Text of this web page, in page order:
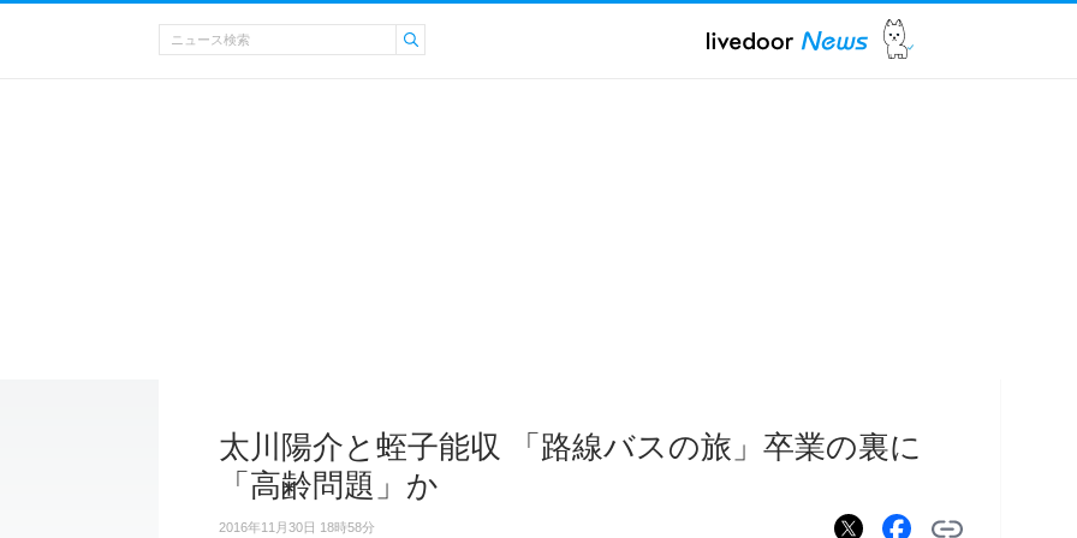
太川陽介と蛭子能収 「路線バスの旅」卒業の裏に
「高齢問題」か
2016年11月30日 18時58分